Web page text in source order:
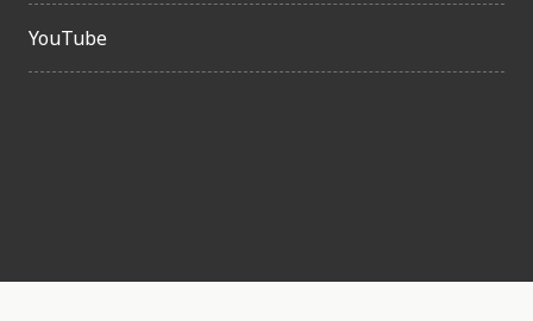
YouTube